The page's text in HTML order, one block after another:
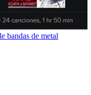
bandas de metal